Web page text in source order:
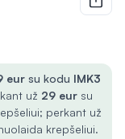
eur su kodu IMK3
už 29 eur su
perkant už
krepšeliui.